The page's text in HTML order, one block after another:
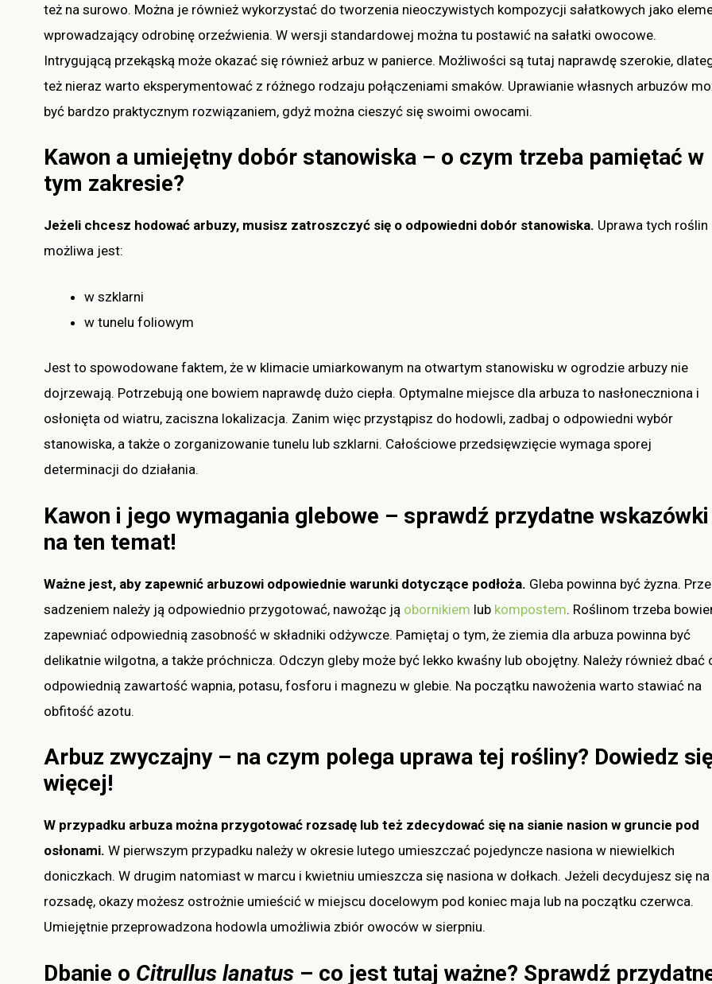
też na surowo. Można je również wykorzystać do tworzenia nieoczywistych kompozycji sałatkowych jako
wprowadzający odrobinę orzeźwienia. W wersji standardowej można tu postawić na sałatki owocowe.
Intrygującą przekąską może okazać się również arbuz w panierce. Możliwości są tutaj naprawdę szerokie,
też nieraz warto eksperymentować z różnego rodzaju połączeniami smaków. Uprawianie własnych arbuzów
być bardzo praktycznym rozwiązaniem, gdyż można cieszyć się swoimi owocami.
Kawon a umiejętny dobór stanowiska – o czym trzeba pamiętać w
tym zakresie?
Jeżeli chcesz hodować arbuzy, musisz zatroszczyć się o odpowiedni dobór stanowiska. Uprawa tych roślin
możliwa jest:
w szklarni
w tunelu foliowym
Jest to spowodowane faktem, że w klimacie umiarkowanym na otwartym stanowisku w ogrodzie arbuzy nie
dojrzewają. Potrzebują one bowiem naprawdę dużo ciepła. Optymalne miejsce dla arbuza to nasłoneczniona i
osłonięta od wiatru, zaciszna lokalizacja. Zanim więc przystąpisz do hodowli, zadbaj o odpowiedni wybór
stanowiska, a także o zorganizowanie tunelu lub szklarni. Całościowe przedsięwzięcie wymaga sporej
determinacji do działania.
Kawon i jego wymagania glebowe – sprawdź przydatne wskazówki
na ten temat!
Ważne jest, aby zapewnić arbuzowi odpowiednie warunki dotyczące podłoża. Gleba powinna być żyzna.
sadzeniem należy ją odpowiednio przygotować, nawożąc ją obornikiem lub kompostem. Roślinom trzeba
zapewniać odpowiednią zasobność w składniki odżywcze. Pamiętaj o tym, że ziemia dla arbuza powinna być
delikatnie wilgotna, a także próchnicza. Odczyn gleby może być lekko kwaśny lub obojętny. Należy również dbać
odpowiednią zawartość wapnia, potasu, fosforu i magnezu w glebie. Na początku nawożenia warto stawiać na
obfitość azotu.
Arbuz zwyczajny – na czym polega uprawa tej rośliny? Dowiedz
więcej!
W przypadku arbuza można przygotować rozsadę lub też zdecydować się na sianie nasion w gruncie pod
osłonami. W pierwszym przypadku należy w okresie lutego umieszczać pojedyncze nasiona w niewielkich
doniczkach. W drugim natomiast w marcu i kwietniu umieszcza się nasiona w dołkach. Jeżeli decydujesz się na
rozsadę, okazy możesz ostrożnie umieścić w miejscu docelowym pod koniec maja lub na początku czerwca.
Umiejętnie przeprowadzona hodowla umożliwia zbiór owoców w sierpniu.
Dbanie o Citrullus lanatus – co jest tutaj ważne? Sprawdź